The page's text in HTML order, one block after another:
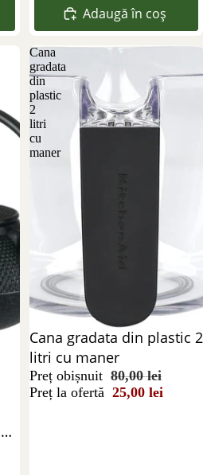
Adaugă în coș
Cana
gradata
din
plastic
2
litri
cu
maner
Reducere 69%
Cana gradata din plastic 2
litri cu maner
Preț obișnuit 80,00 lei
Preț la ofertă 25,00 lei